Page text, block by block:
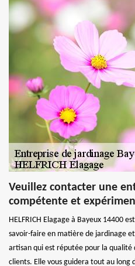
Veuillez contacter une
compétente et
HELFRICH Elagage à Bayeux 14400
savoir-faire en matière de jardinage et
artisan qui est réputée pour la qualité
clients. Elle vous guidera tout au long